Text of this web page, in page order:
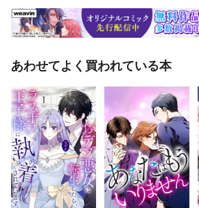
あわせてよく買われている本